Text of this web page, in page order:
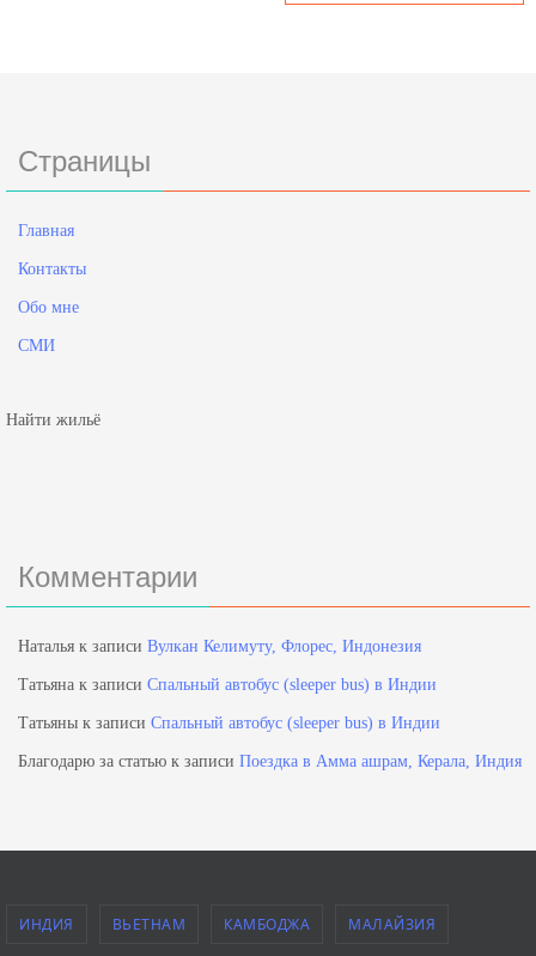
Страницы
Главная
Контакты
Обо мне
СМИ
Найти жильё
Комментарии
Наталья к записи Вулкан Келимуту, Флорес, Индонезия
Татьяна к записи Спальный автобус (sleeper bus) в Индии
Татьяны к записи Спальный автобус (sleeper bus) в Индии
Благодарю за статью к записи Поездка в Амма ашрам, Керала, Индия
ИНДИЯ ВЬЕТНАМ КАМБОДЖА МАЛАЙЗИЯ